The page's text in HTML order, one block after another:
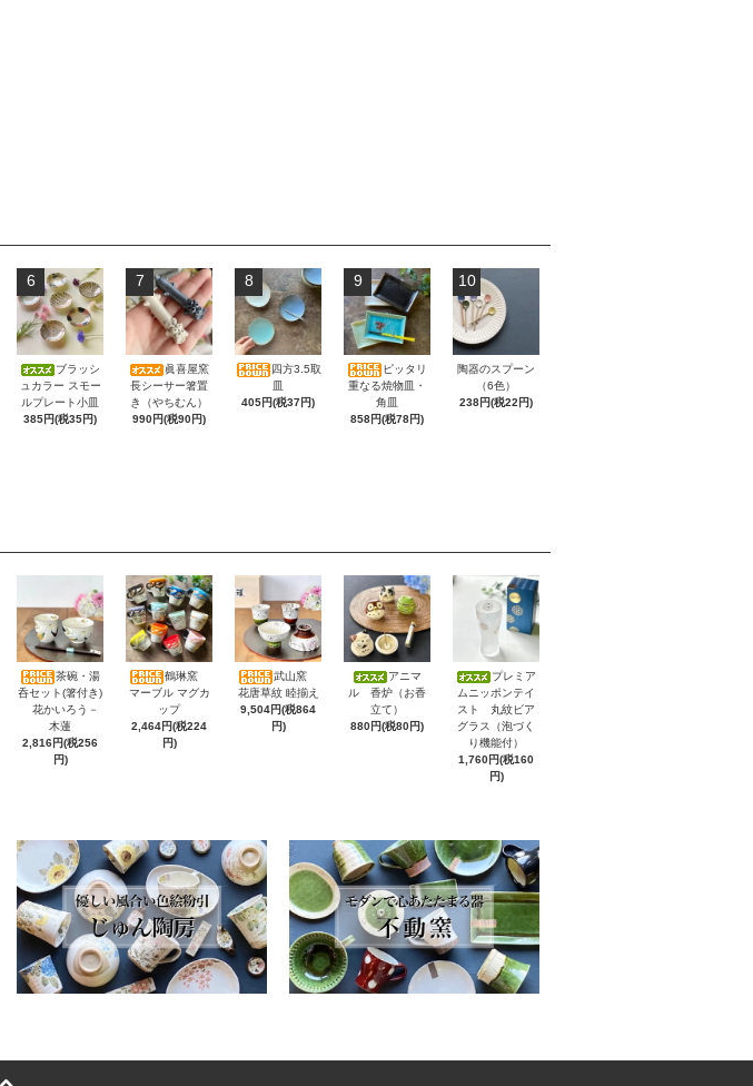
6
ブラッシ
ュカラー スモー
ルプレート小皿
385円(税35円)
7
眞喜屋窯
長シーサー箸置
き（やちむん）
990円(税90円)
8
四方3.5取
皿
405円(税37円)
9
ピッタリ
重なる焼物皿・
角皿
858円(税78円)
10
陶器のスプーン
（6色）
238円(税22円)
茶碗・湯
呑セット(箸付き)
花かいろう－
木蓮
2,816円(税256
円)
鶴琳窯
マーブル マグカ
ップ
2,464円(税224
円)
武山窯
花唐草紋 睦揃え
9,504円(税864
円)
アニマ
ル 香炉（お香
立て）
880円(税80円)
プレミア
ムニッポンテイ
スト 丸紋ビア
グラス（泡づく
り機能付）
1,760円(税160
円)